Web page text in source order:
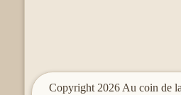
Copyright 2026 Au coin de